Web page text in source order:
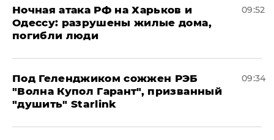
​Ночная атака РФ на Харьков и
Одессу: разрушены жилые дома,
погибли люди
09:52
Под Геленджиком сожжен РЭБ
"Волна Купол Гарант", призванный
"душить" Starlink
09:34